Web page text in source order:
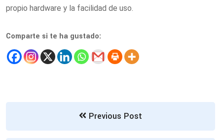
propio hardware y la facilidad de uso.
Comparte si te ha gustado:
Previous Post